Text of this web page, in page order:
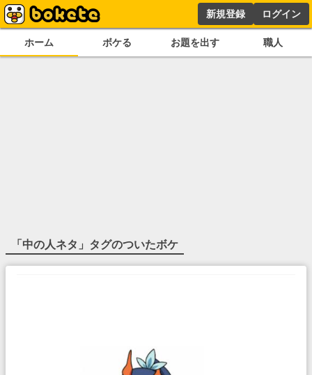
新規登録 ログイン
ホーム ボケる お題を出す 職人
「中の人ネタ 」タグのついたボケ